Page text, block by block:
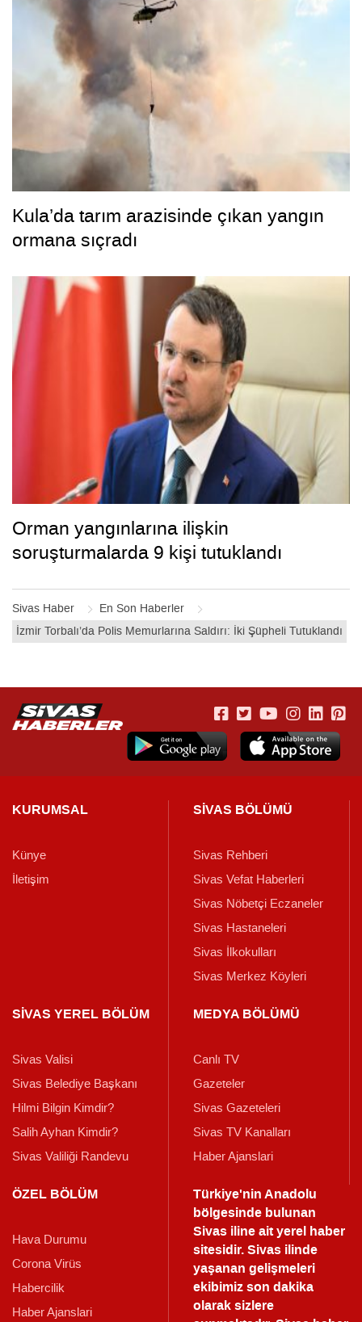
Sivas Haber
En Son Haberler
İzmir Torbalı’da Polis Memurlarına Saldırı: İki Şüpheli Tutuklandı
Kula’da tarım arazisinde çıkan yangın
ormana sıçradı
Orman yangınlarına ilişkin
soruşturmalarda 9 kişi tutuklandı
KURUMSAL
Künye
İletişim
SİVAS BÖLÜMÜ
Sivas Rehberi
Sivas Vefat Haberleri
Sivas Nöbetçi Eczaneler
Sivas Hastaneleri
Sivas İlkokulları
Sivas Merkez Köyleri
SİVAS YEREL BÖLÜM
Sivas Valisi
Sivas Belediye Başkanı
Hilmi Bilgin Kimdir?
Salih Ayhan Kimdir?
Sivas Valiliği Randevu
MEDYA BÖLÜMÜ
Canlı TV
Gazeteler
Sivas Gazeteleri
Sivas TV Kanalları
Haber Ajanslari
ÖZEL BÖLÜM
Hava Durumu
Corona Virüs
Habercilik
Haber Ajanslari
Türkiye'nin Anadolu
bölgesinde bulunan
Sivas iline ait yerel haber
sitesidir. Sivas ilinde
yaşanan gelişmeleri
ekibimiz son dakika
olarak sizlere